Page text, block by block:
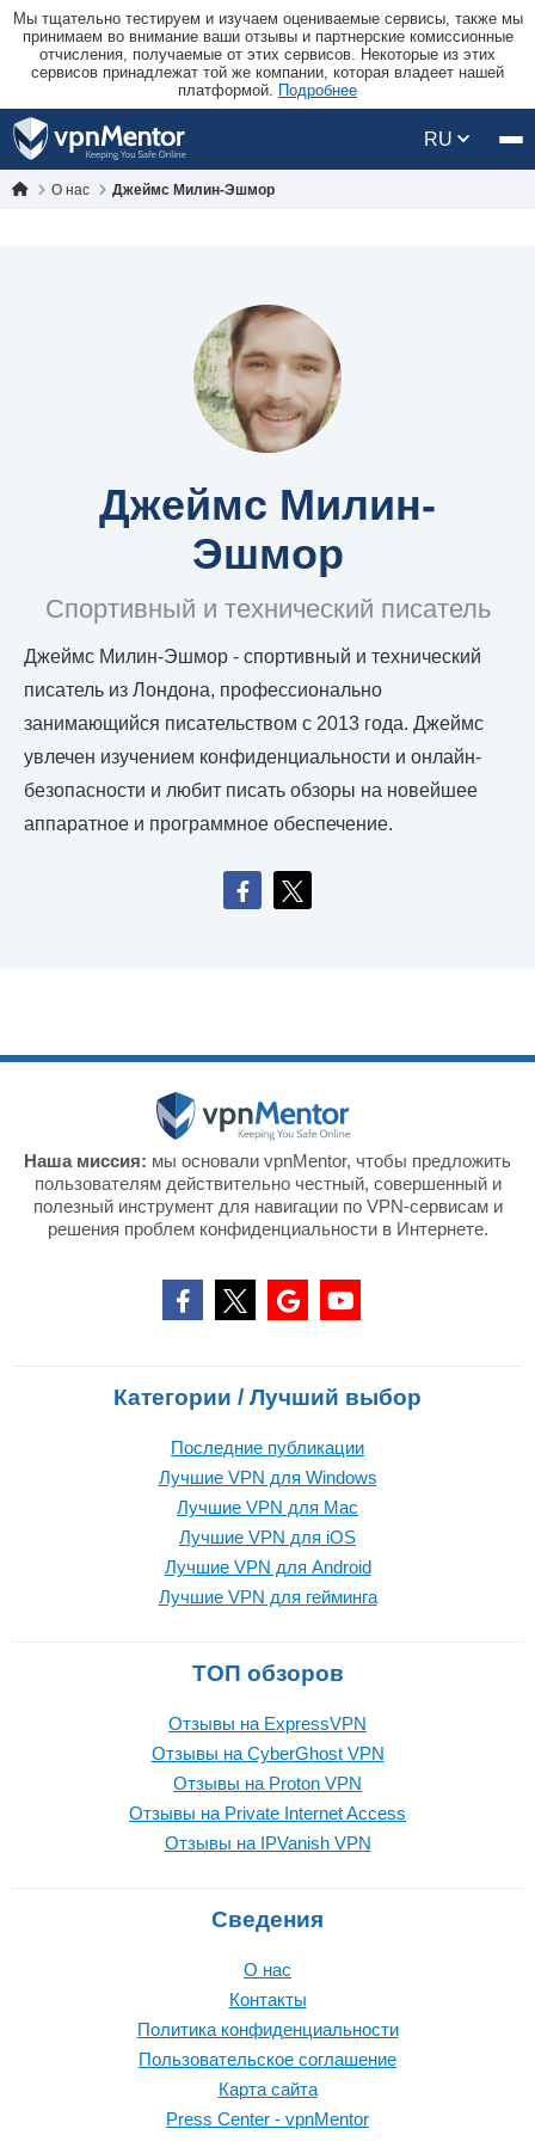
Мы тщательно тестируем и изучаем оцениваемые сервисы, также мы
принимаем во внимание ваши отзывы и партнерские комиссионные
отчисления, получаемые от этих сервисов. Некоторые из этих
сервисов принадлежат той же компании, которая владеет нашей
платформой. Подробнее
RU
О нас Джеймс Милин-Эшмор
Джеймс Милин-
Эшмор
Спортивный и технический писатель
Джеймс Милин-Эшмор - спортивный и технический
писатель из Лондона, профессионально
занимающийся писательством с 2013 года. Джеймс
увлечен изучением конфиденциальности и онлайн-
безопасности и любит писать обзоры на новейшее
аппаратное и программное обеспечение.
Наша миссия: мы основали vpnMentor, чтобы предложить
пользователям действительно честный, совершенный и
полезный инструмент для навигации по VPN-сервисам и
решения проблем конфиденциальности в Интернете.
Категории / Лучший выбор
Последние публикации
Лучшие VPN для Windows
Лучшие VPN для Mac
Лучшие VPN для iOS
Лучшие VPN для Android
Лучшие VPN для гейминга
ТОП обзоров
Отзывы на ExpressVPN
Отзывы на CyberGhost VPN
Отзывы на Proton VPN
Отзывы на Private Internet Access
Отзывы на IPVanish VPN
Сведения
О нас
Контакты
Политика конфиденциальности
Пользовательское соглашение
Карта сайта
Press Center - vpnMentor